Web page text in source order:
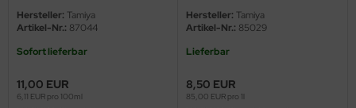
Plastic & Metal - White - 180ml
Hersteller: Tamiya
Artikel-Nr.: 87044
Sofort lieferbar
11,00 EUR
6,11 EUR pro 100ml
Hersteller: Tamiya
Artikel-Nr.: 85029
Lieferbar
8,50 EUR
85,00 EUR pro 1l
Model